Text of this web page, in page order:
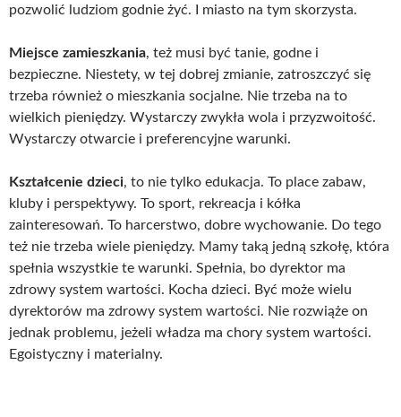
pozwolić ludziom godnie żyć. I miasto na tym skorzysta.
Miejsce zamieszkania, też musi być tanie, godne i
bezpieczne. Niestety, w tej dobrej zmianie, zatroszczyć się
trzeba również o mieszkania socjalne. Nie trzeba na to
wielkich pieniędzy. Wystarczy zwykła wola i przyzwoitość.
Wystarczy otwarcie i preferencyjne warunki.
Kształcenie dzieci, to nie tylko edukacja. To place zabaw,
kluby i perspektywy. To sport, rekreacja i kółka
zainteresowań. To harcerstwo, dobre wychowanie. Do tego
też nie trzeba wiele pieniędzy. Mamy taką jedną szkołę, która
spełnia wszystkie te warunki. Spełnia, bo dyrektor ma
zdrowy system wartości. Kocha dzieci. Być może wielu
dyrektorów ma zdrowy system wartości. Nie rozwiąże on
jednak problemu, jeżeli władza ma chory system wartości.
Egoistyczny i materialny.